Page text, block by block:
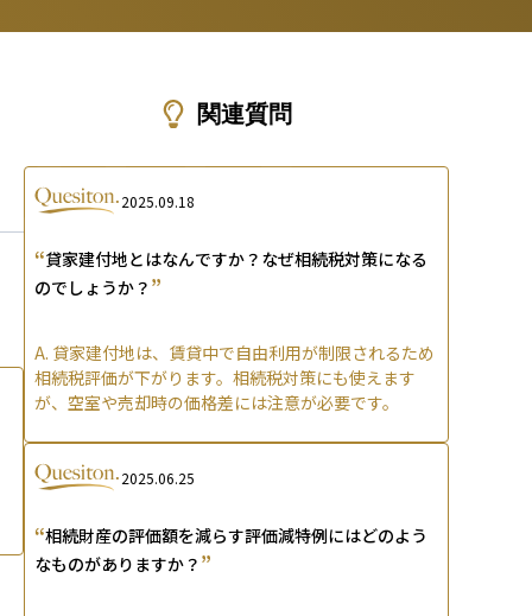
関連質問
2025.09.18
“貸家建付地とはなんですか？なぜ相続税対策になる
のでしょうか？ ”
A. 貸家建付地は、賃貸中で自由利用が制限されるため
相続税評価が下がります。相続税対策にも使えます
が、空室や売却時の価格差には注意が必要です。
2025.06.25
“相続財産の評価額を減らす評価減特例にはどのよう
なものがありますか？ ”